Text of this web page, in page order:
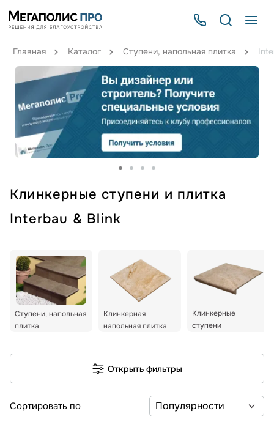
Главная Каталог Ступени, напольная плитка
Клинкерные ступени и плитка
Interbau & Blink
Ступени, напольная
плитка
Клинкерная
напольная плитка
Клинкерные
ступени
Открыть фильтры
Сортировать по